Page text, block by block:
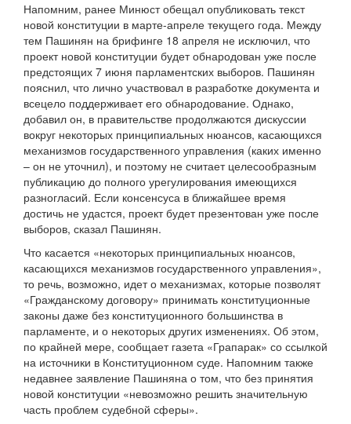
Напомним, ранее Минюст обещал опубликовать текст
новой конституции в марте-апреле текущего года. Между
тем Пашинян на брифинге 18 апреля не исключил, что
проект новой конституции будет обнародован уже после
предстоящих 7 июня парламентских выборов. Пашинян
пояснил, что лично участвовал в разработке документа и
всецело поддерживает его обнародование. Однако,
добавил он, в правительстве продолжаются дискуссии
вокруг некоторых принципиальных нюансов, касающихся
механизмов государственного управления (каких именно
– он не уточнил), и поэтому не считает целесообразным
публикацию до полного урегулирования имеющихся
разногласий. Если консенсуса в ближайшее время
достичь не удастся, проект будет презентован уже после
выборов, сказал Пашинян.
Что касается «некоторых принципиальных нюансов,
касающихся механизмов государственного управления»,
то речь, возможно, идет о механизмах, которые позволят
«Гражданскому договору» принимать конституционные
законы даже без конституционного большинства в
парламенте, и о некоторых других изменениях. Об этом,
по крайней мере, сообщает газета «Грапарак» со ссылкой
на источники в Конституционном суде. Напомним также
недавнее заявление Пашиняна о том, что без принятия
новой конституции «невозможно решить значительную
часть проблем судебной сферы».